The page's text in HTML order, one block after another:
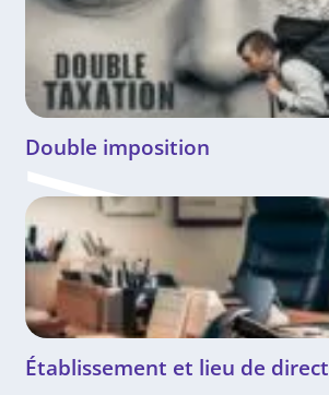
Double imposition
Établissement et lieu de